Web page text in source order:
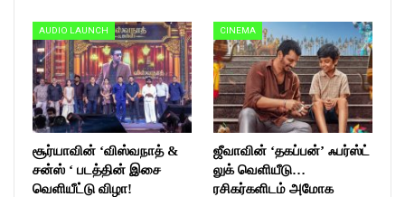
AUDIO LAUNCH
சூர்யாவின் ‘விஸ்வநாத் &
சன்ஸ் ‘ படத்தின் இசை
வெளியீட்டு விழா!
CINEMA
ஜீவாவின் ‘தகப்பன்’ ஃபர்ஸ்ட்
லுக் வெளியீடு…
ரசிகர்களிடம் அமோக